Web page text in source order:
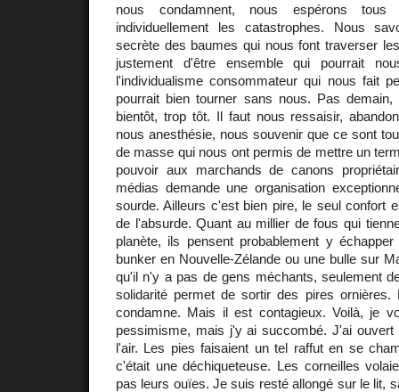
nous condamnent, nous espérons
individuellement les catastrophes. Nous
secrète des baumes qui nous font traverser
justement d'être ensemble qui pourrait
l'individualisme consommateur qui nous fait
pourrait bien tourner sans nous. Pas
bientôt, trop tôt. Il faut nous ressaisir,
nous anesthésie, nous souvenir que ce sont
de masse qui nous ont permis de mettre un
pouvoir aux marchands de canons
médias demande une organisation
sourde. Ailleurs c'est bien pire, le seul confort
de l'absurde. Quant au millier de fous qui
planète, ils pensent probablement y
bunker en Nouvelle-Zélande ou une bulle sur
qu'il n'y a pas de gens méchants, seulement
solidarité permet de sortir des pires ornières.
condamne. Mais il est contagieux. Voilà, je
pessimisme, mais j'y ai succombé. J'ai ouvert
l'air. Les pies faisaient un tel raffut en se
c'était une déchiqueteuse. Les corneilles
pas leurs ouïes. Je suis resté allongé sur le lit,